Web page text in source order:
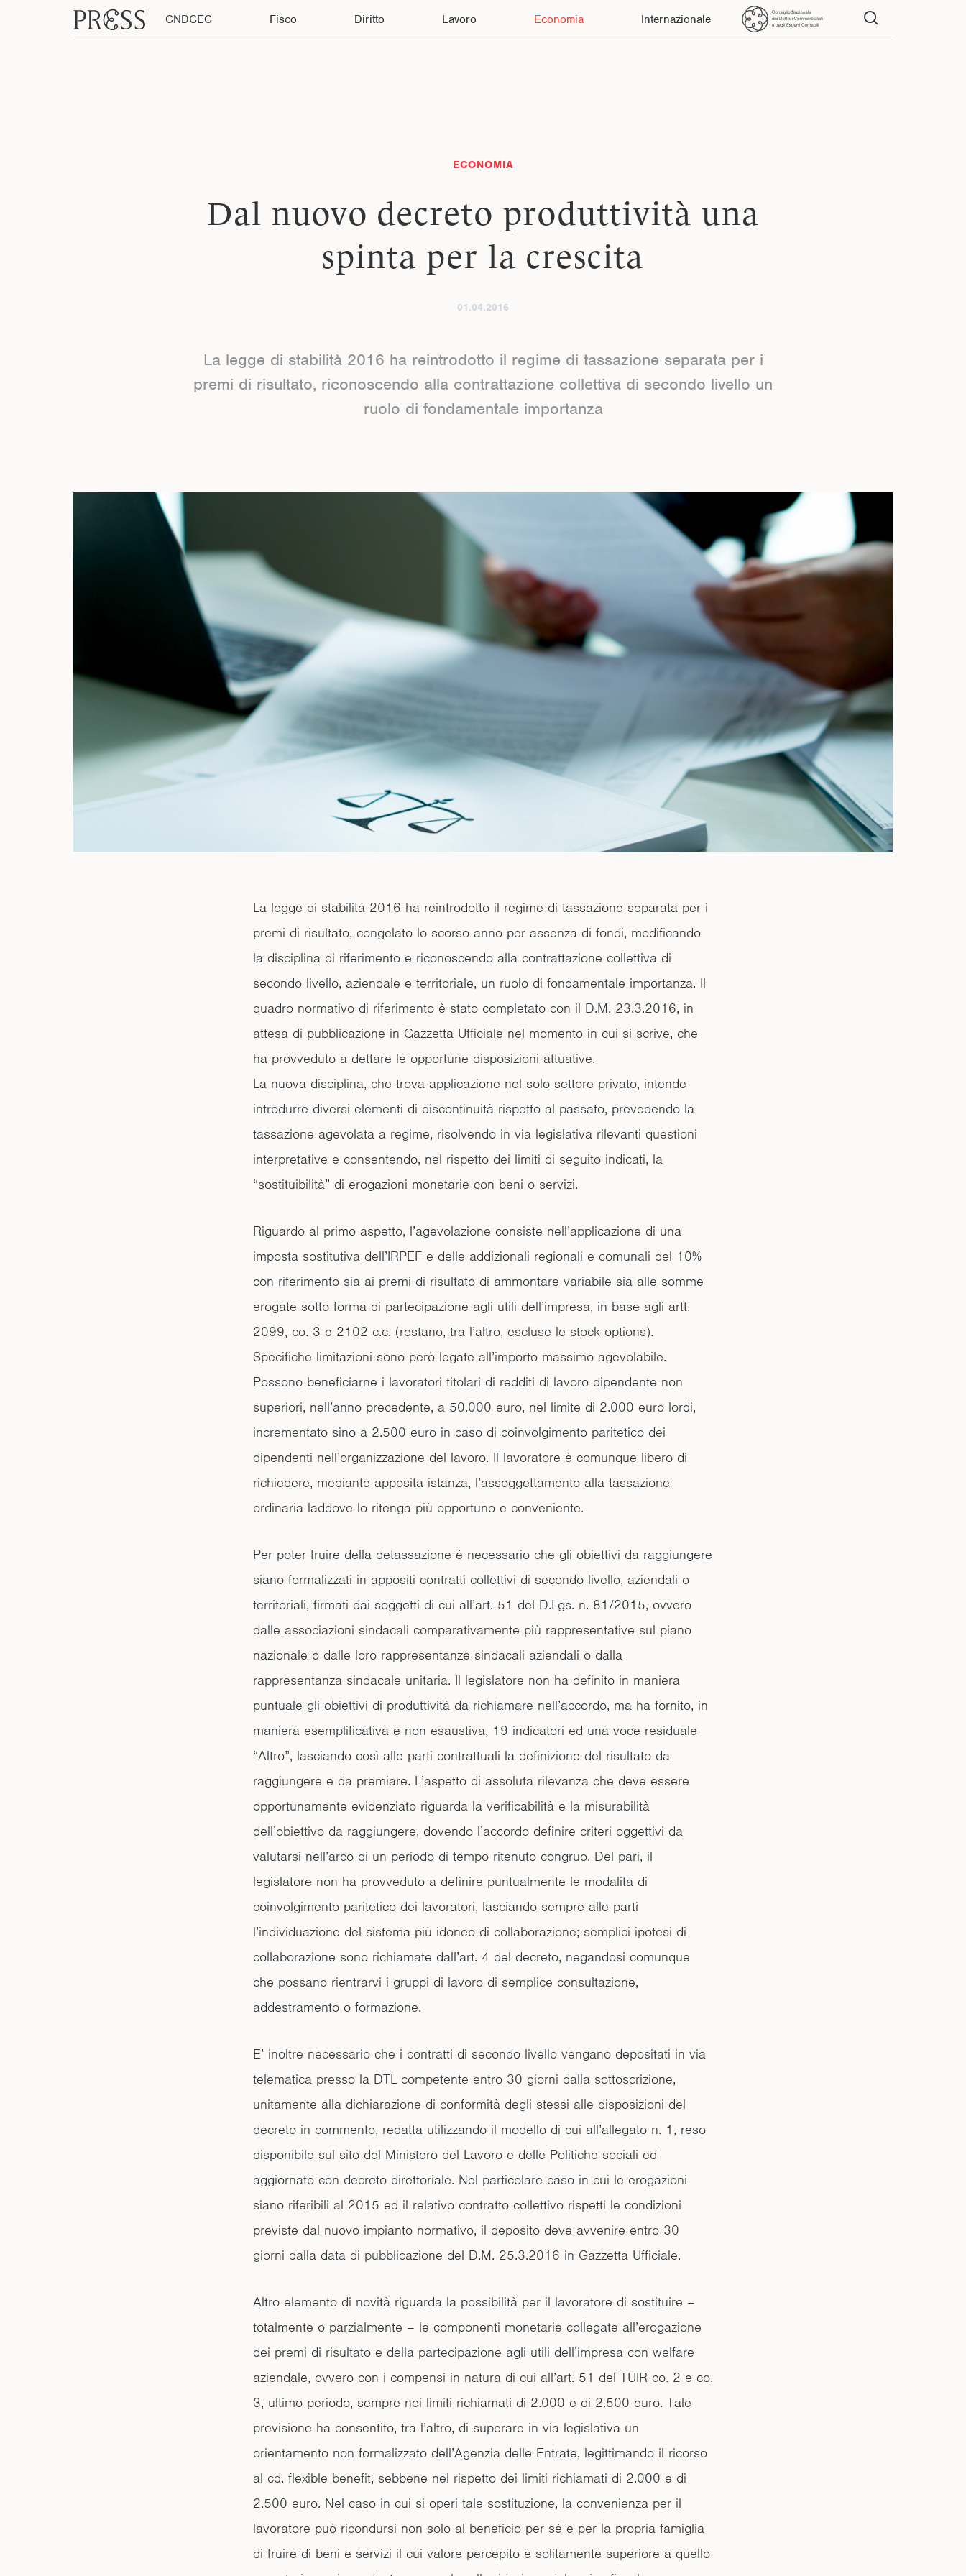
CNDCEC Fisco Diritto Lavoro Economia Internazionale
ECONOMIA
Dal nuovo decreto produttività una
spinta per la crescita
01.04.2016
La legge di stabilità 2016 ha reintrodotto il regime di tassazione separata per i
premi di risultato, riconoscendo alla contrattazione collettiva di secondo livello un
ruolo di fondamentale importanza
La legge di stabilità 2016 ha reintrodotto il regime di tassazione separata per i
premi di risultato, congelato lo scorso anno per assenza di fondi, modificando
la disciplina di riferimento e riconoscendo alla contrattazione collettiva di
secondo livello, aziendale e territoriale, un ruolo di fondamentale importanza. Il
quadro normativo di riferimento è stato completato con il D.M. 23.3.2016, in
attesa di pubblicazione in Gazzetta Ufficiale nel momento in cui si scrive, che
ha provveduto a dettare le opportune disposizioni attuative.
La nuova disciplina, che trova applicazione nel solo settore privato, intende
introdurre diversi elementi di discontinuità rispetto al passato, prevedendo la
tassazione agevolata a regime, risolvendo in via legislativa rilevanti questioni
interpretative e consentendo, nel rispetto dei limiti di seguito indicati, la
“sostituibilità” di erogazioni monetarie con beni o servizi.
Riguardo al primo aspetto, l’agevolazione consiste nell’applicazione di una
imposta sostitutiva dell’IRPEF e delle addizionali regionali e comunali del 10%
con riferimento sia ai premi di risultato di ammontare variabile sia alle somme
erogate sotto forma di partecipazione agli utili dell’impresa, in base agli artt.
2099, co. 3 e 2102 c.c. (restano, tra l’altro, escluse le stock options).
Specifiche limitazioni sono però legate all’importo massimo agevolabile.
Possono beneficiarne i lavoratori titolari di redditi di lavoro dipendente non
superiori, nell’anno precedente, a 50.000 euro, nel limite di 2.000 euro lordi,
incrementato sino a 2.500 euro in caso di coinvolgimento paritetico dei
dipendenti nell’organizzazione del lavoro. Il lavoratore è comunque libero di
richiedere, mediante apposita istanza, l’assoggettamento alla tassazione
ordinaria laddove lo ritenga più opportuno e conveniente.
Per poter fruire della detassazione è necessario che gli obiettivi da raggiungere
siano formalizzati in appositi contratti collettivi di secondo livello, aziendali o
territoriali, firmati dai soggetti di cui all’art. 51 del D.Lgs. n. 81/2015, ovvero
dalle associazioni sindacali comparativamente più rappresentative sul piano
nazionale o dalle loro rappresentanze sindacali aziendali o dalla
rappresentanza sindacale unitaria. Il legislatore non ha definito in maniera
puntuale gli obiettivi di produttività da richiamare nell’accordo, ma ha fornito, in
maniera esemplificativa e non esaustiva, 19 indicatori ed una voce residuale
“Altro”, lasciando così alle parti contrattuali la definizione del risultato da
raggiungere e da premiare. L’aspetto di assoluta rilevanza che deve essere
opportunamente evidenziato riguarda la verificabilità e la misurabilità
dell’obiettivo da raggiungere, dovendo l’accordo definire criteri oggettivi da
valutarsi nell’arco di un periodo di tempo ritenuto congruo. Del pari, il
legislatore non ha provveduto a definire puntualmente le modalità di
coinvolgimento paritetico dei lavoratori, lasciando sempre alle parti
l’individuazione del sistema più idoneo di collaborazione; semplici ipotesi di
collaborazione sono richiamate dall’art. 4 del decreto, negandosi comunque
che possano rientrarvi i gruppi di lavoro di semplice consultazione,
addestramento o formazione.
E’ inoltre necessario che i contratti di secondo livello vengano depositati in via
telematica presso la DTL competente entro 30 giorni dalla sottoscrizione,
unitamente alla dichiarazione di conformità degli stessi alle disposizioni del
decreto in commento, redatta utilizzando il modello di cui all’allegato n. 1, reso
disponibile sul sito del Ministero del Lavoro e delle Politiche sociali ed
aggiornato con decreto direttoriale. Nel particolare caso in cui le erogazioni
siano riferibili al 2015 ed il relativo contratto collettivo rispetti le condizioni
previste dal nuovo impianto normativo, il deposito deve avvenire entro 30
giorni dalla data di pubblicazione del D.M. 25.3.2016 in Gazzetta Ufficiale.
Altro elemento di novità riguarda la possibilità per il lavoratore di sostituire –
totalmente o parzialmente – le componenti monetarie collegate all’erogazione
dei premi di risultato e della partecipazione agli utili dell’impresa con welfare
aziendale, ovvero con i compensi in natura di cui all’art. 51 del TUIR co. 2 e co.
3, ultimo periodo, sempre nei limiti richiamati di 2.000 e di 2.500 euro. Tale
previsione ha consentito, tra l’altro, di superare in via legislativa un
orientamento non formalizzato dell’Agenzia delle Entrate, legittimando il ricorso
al cd. flexible benefit, sebbene nel rispetto dei limiti richiamati di 2.000 e di
2.500 euro. Nel caso in cui si operi tale sostituzione, la convenienza per il
lavoratore può ricondursi non solo al beneficio per sé e per la propria famiglia
di fruire di beni e servizi il cui valore percepito è solitamente superiore a quello